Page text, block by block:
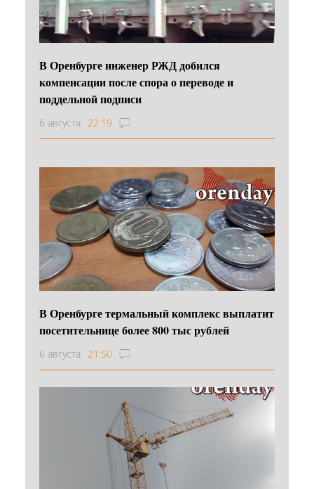
В Оренбурге инженер РЖД добился
компенсации после спора о переводе и
поддельной подписи
6 августа 22:19
В Оренбурге термальный комплекс выплатит
посетительнице более 800 тыс рублей
6 августа 21:50